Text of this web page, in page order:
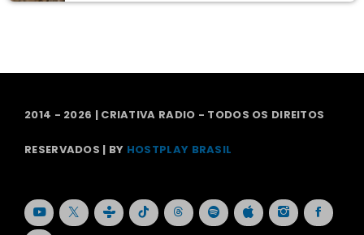
2014 - 2026 | CRIATIVA RADIO - TODOS OS DIREITOS
RESERVADOS | BY HOSTPLAY BRASIL